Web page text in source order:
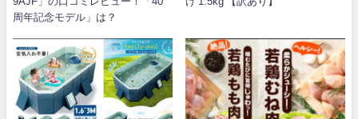
周年記念モデル」は？